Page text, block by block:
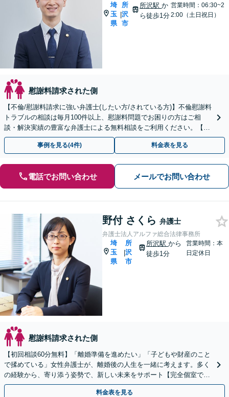
埼
玉
県
|
所
沢
市
所沢駅か
ら徒歩1分
営業時間：06:30~2
2:00（土日祝日）
慰謝料請求された側
【不倫/慰謝料請求に強い弁護士(したい方/されている方)】不倫慰謝料
トラブルの相談は毎月100件以上、慰謝料問題でお困りの方はご相
談・解決実績の豊富な弁護士による無料相談をご利用ください。【不
倫相談は初回0円】【埼玉県全域対応】
事例を見る(4件) 料金表を見る
電話でお問い合わせ メールでお問い合わせ
野付 さくら 弁護士
弁護士法人アルファ総合法律事務所
埼
玉
県
|
所
沢
市
所沢駅から
徒歩1分
営業時間：本
日定休日
慰謝料請求された側
【初回相談60分無料】「離婚準備を進めたい」「子どもや財産のこと
で揉めている」女性弁護士が、離婚後の人生を一緒に考えます。多く
の経験から、寄り添う姿勢で、新しい未来をサポート【完全個室でプ
ライバシー配慮】【当日・夜間（18時まで）の相談可】
料金表を見る